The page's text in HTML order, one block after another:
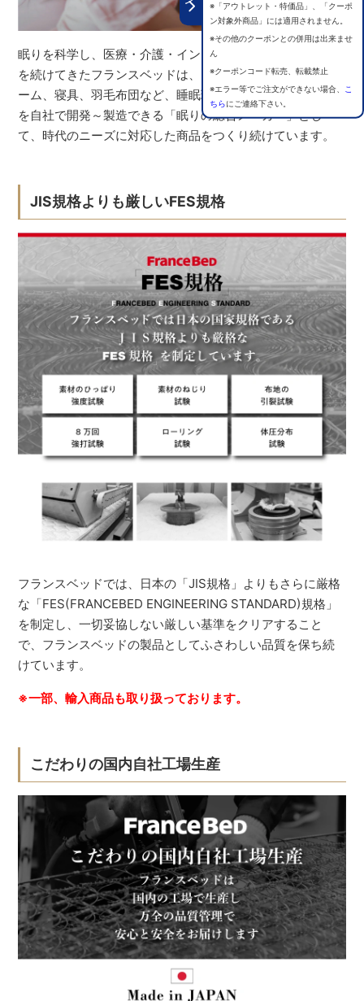
※「アウトレット・特価品」、「クーポ
ン対象外商品」には適用されません。
※その他のクーポンとの併用は出来ませ
ん
※クーポンコード転売、転載禁止
※エラー等でご注文ができない場合、
こ
ちらにご連絡下さい。
眠りを科学し、医療・介護・インテリアの分野で研究開発
を続けてきたフランスベッドは、マットレス、ベッドフレ
ーム、寝具、羽毛布団など、睡眠環境をつくる全ての商品
を自社で開発～製造できる「眠りの総合メーカー」とし
て、時代のニーズに対応した商品をつくり続けています。
JIS規格よりも厳しいFES規格
フランスベッドでは、日本の「JIS規格」よりもさらに厳格
な「FES(FRANCEBED ENGINEERING STANDARD)規格」
を制定し、一切妥協しない厳しい基準をクリアすること
で、フランスベッドの製品としてふさわしい品質を保ち続
けています。
※一部、輸入商品も取り扱っております。
こだわりの国内自社工場生産